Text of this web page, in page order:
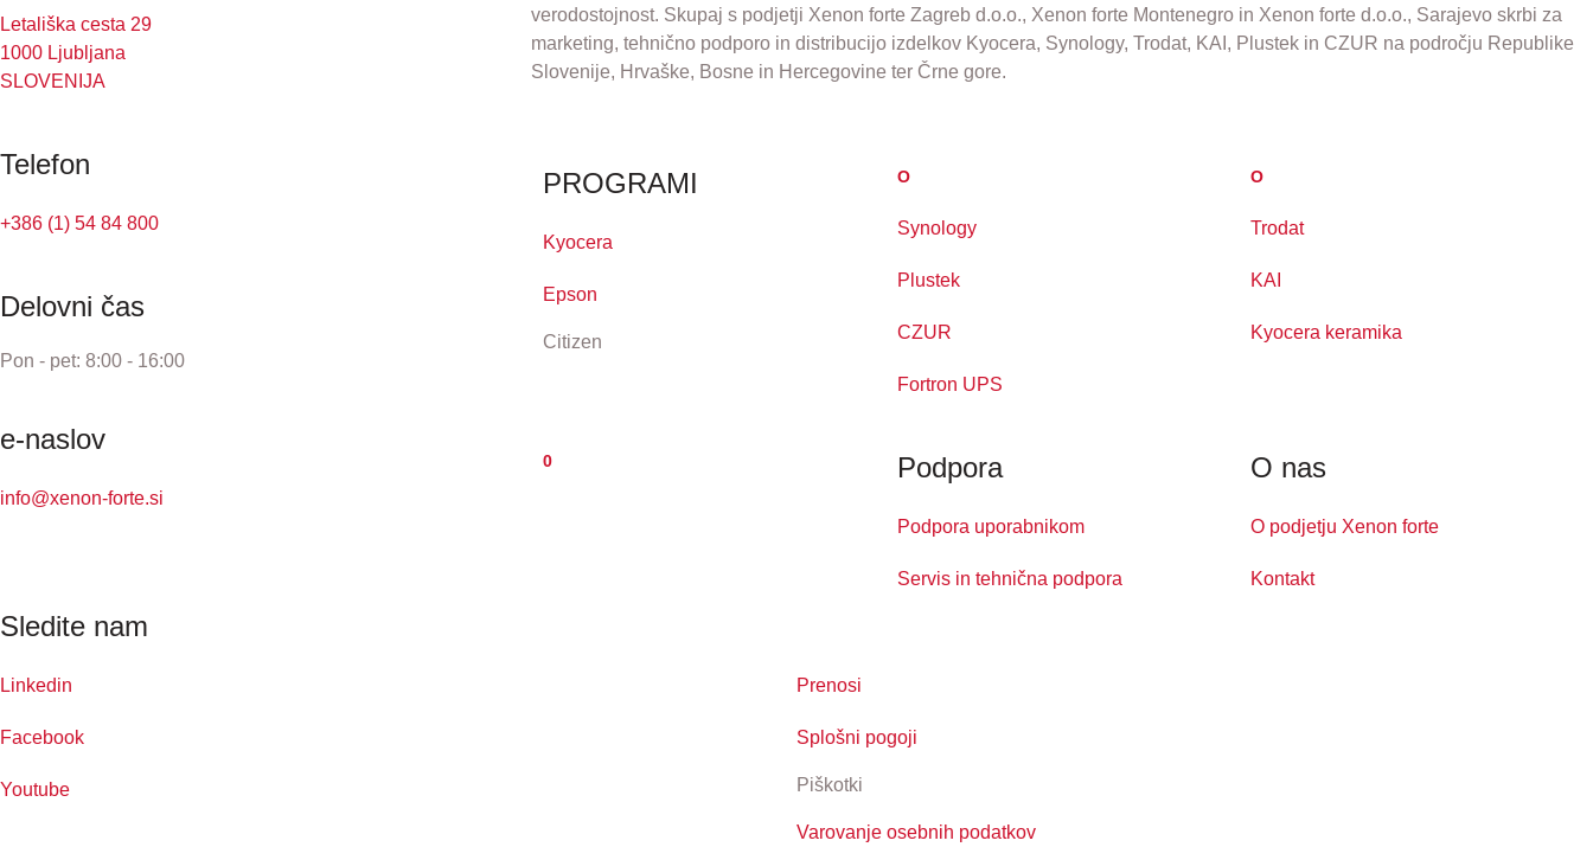
Letališka cesta 29
1000 Ljubljana
SLOVENIJA
Telefon
+386 (1) 54 84 800
Delovni čas
Pon - pet: 8:00 - 16:00
e-naslov
info@xenon-forte.si
verodostojnost. Skupaj s podjetji Xenon forte Zagreb d.o.o., Xenon forte Montenegro in Xenon forte d.o.o., Sarajevo skrbi za
marketing, tehnično podporo in distribucijo izdelkov Kyocera, Synology, Trodat, KAI, Plustek in CZUR na področju Republike
Slovenije, Hrvaške, Bosne in Hercegovine ter Črne gore.
PROGRAMI
Kyocera
Epson
Citizen
O
Synology
Plustek
CZUR
Fortron UPS
O
Trodat
KAI
Kyocera keramika
0 Podpora
Podpora uporabnikom
Servis in tehnična podpora
O nas
O podjetju Xenon forte
Kontakt
Sledite nam
Linkedin
Facebook
Youtube
Prenosi
Splošni pogoji
Piškotki
Varovanje osebnih podatkov